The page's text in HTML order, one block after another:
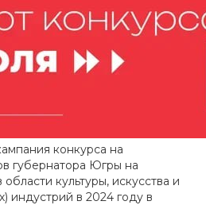
конкурса на
губернатора Югры на
культуры, искусства и
индустрий в 2024 году в